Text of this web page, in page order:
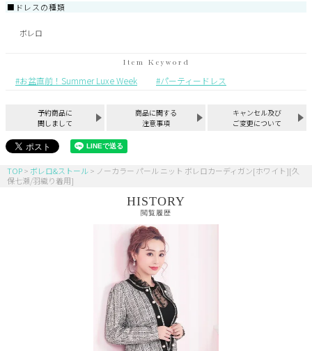
■ドレスの種類
ボレロ
お盆直前！Summer Luxe Week パーティードレス
予約商品に
関しまして
商品に関する
注意事項
キャンセル及び
ご変更について
TOP ボレロ&ストール
ノーカラー パール ニット ボレロカーディガン[ホワイト][久
保七瀬/羽織り着用]
HISTORY
閲覧履歴